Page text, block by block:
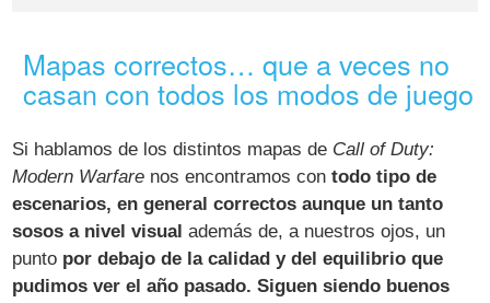
Mapas correctos… que a veces no
casan con todos los modos de juego
Si hablamos de los distintos mapas de Call of Duty:
Modern Warfare nos encontramos contodo tipo de
escenarios, en general correctos aunque un tanto
sosos a nivel visual además de, a nuestros ojos, un
punto por debajo de la calidad y del equilibrio que
pudimos ver el año pasado. Siguen siendo buenos